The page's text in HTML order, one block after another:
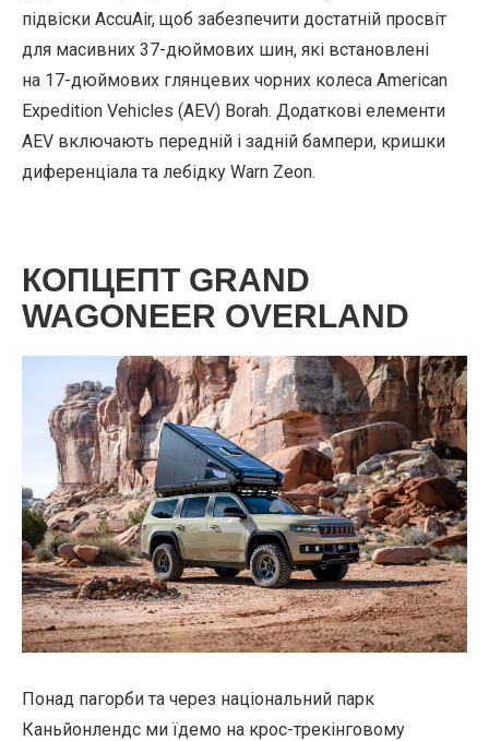
підвіски AccuAir, щоб забезпечити достатній просвіт
для масивних 37-дюймових шин, які встановлені
на 17-дюймових глянцевих чорних колеса American
Expedition Vehicles (AEV) Borah. Додаткові елементи
AEV включають передній і задній бампери, кришки
диференціала та лебідку Warn Zeon.
КОПЦЕПТ GRAND
WAGONEER OVERLAND
Понад пагорби та через національний парк
Каньйонлендс ми їдемо на крос-трекінговому